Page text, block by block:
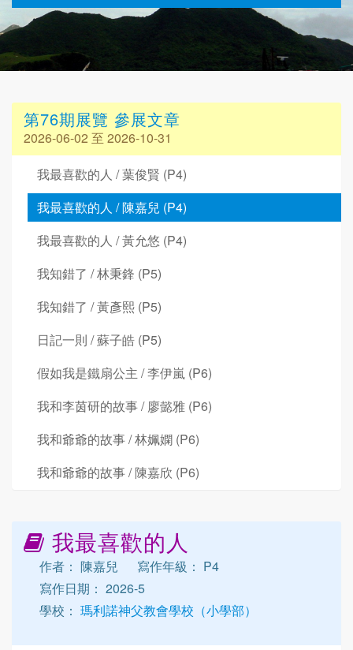
第76期展覽 參展文章
2026-06-02 至 2026-10-31
我最喜歡的人 / 葉俊賢 (P4)
我最喜歡的人 / 陳嘉兒 (P4)
我最喜歡的人 / 黃允悠 (P4)
我知錯了 / 林秉鋒 (P5)
我知錯了 / 黃彥熙 (P5)
日記一則 / 蘇子皓 (P5)
假如我是鐵扇公主 / 李伊嵐 (P6)
我和李茵研的故事 / 廖懿雅 (P6)
我和爺爺的故事 / 林姵嫻 (P6)
我和爺爺的故事 / 陳嘉欣 (P6)
我最喜歡的人
作者： 陳嘉兒
寫作年級： P4
寫作日期： 2026-5
學校： 瑪利諾神父教會學校（小學部）